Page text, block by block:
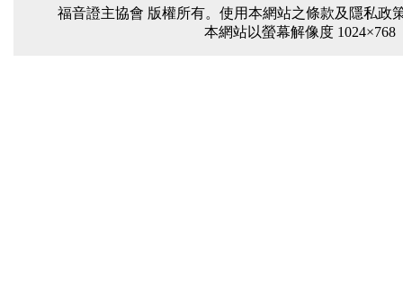
福音證主協會 版權所有。使用本網站之條款及隱私政
本網站以螢幕解像度 1024×768